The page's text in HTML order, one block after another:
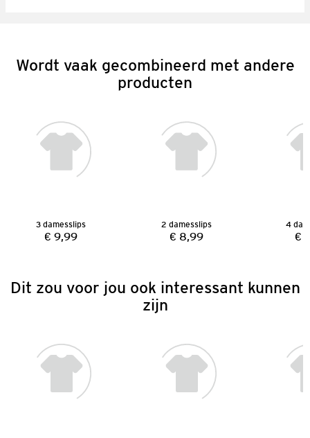
Wordt vaak gecombineerd met andere
producten
3 damesslips
Prijs:
€ 9,99
2 damesslips
Prijs:
€ 8,99
4
€
Dit zou voor jou ook interessant kunnen
zijn